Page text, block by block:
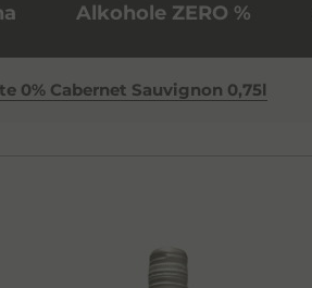
Alkohole ZERO %
0% Cabernet Sauvignon 0,75l